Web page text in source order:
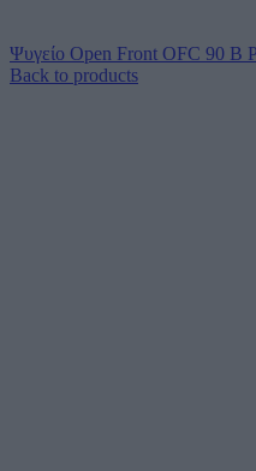
Ψυγείο Open Front OFC 90 B
Back to products